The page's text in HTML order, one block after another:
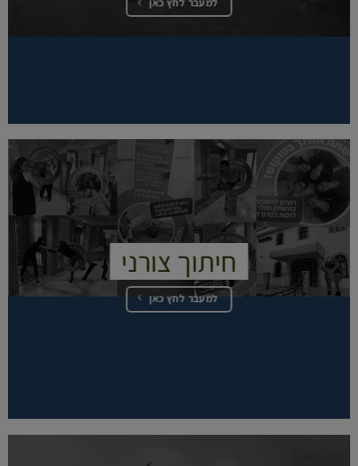
למעבר לחץ כאן
חיתוך צורני
למעבר לחץ כאן